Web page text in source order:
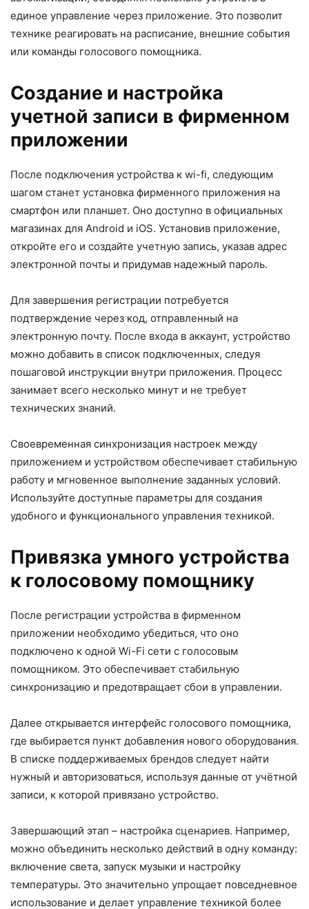
единое управление через приложение. Это позволит
технике реагировать на расписание, внешние события
или команды голосового помощника.
Создание и настройка
учетной записи в фирменном
приложении
После подключения устройства к wi-fi, следующим
шагом станет установка фирменного приложения на
смартфон или планшет. Оно доступно в официальных
магазинах для Android и iOS. Установив приложение,
откройте его и создайте учетную запись, указав адрес
электронной почты и придумав надежный пароль.
Для завершения регистрации потребуется
подтверждение через код, отправленный на
электронную почту. После входа в аккаунт, устройство
можно добавить в список подключенных, следуя
пошаговой инструкции внутри приложения. Процесс
занимает всего несколько минут и не требует
технических знаний.
Своевременная синхронизация настроек между
приложением и устройством обеспечивает стабильную
работу и мгновенное выполнение заданных условий.
Используйте доступные параметры для создания
удобного и функционального управления техникой.
Привязка умного устройства
к голосовому помощнику
После регистрации устройства в фирменном
приложении необходимо убедиться, что оно
подключено к одной Wi-Fi сети с голосовым
помощником. Это обеспечивает стабильную
синхронизацию и предотвращает сбои в управлении.
Далее открывается интерфейс голосового помощника,
где выбирается пункт добавления нового оборудования.
В списке поддерживаемых брендов следует найти
нужный и авторизоваться, используя данные от учётной
записи, к которой привязано устройство.
Завершающий этап – настройка сценариев. Например,
можно объединить несколько действий в одну команду:
включение света, запуск музыки и настройку
температуры. Это значительно упрощает повседневное
использование и делает управление техникой более